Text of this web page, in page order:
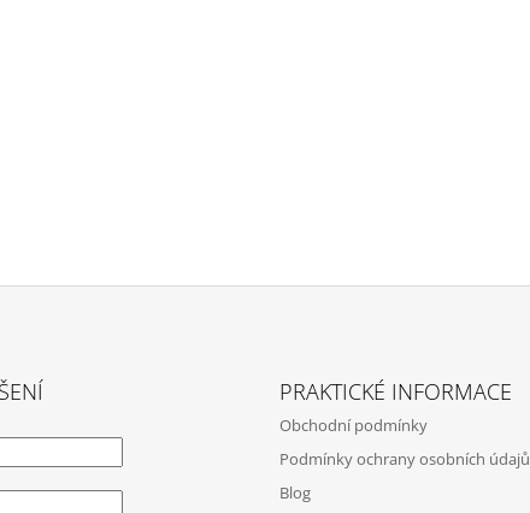
PRAKTICKÉ INFORMACE
Obchodní podmínky
Podmínky ochrany osobních údajů
Blog